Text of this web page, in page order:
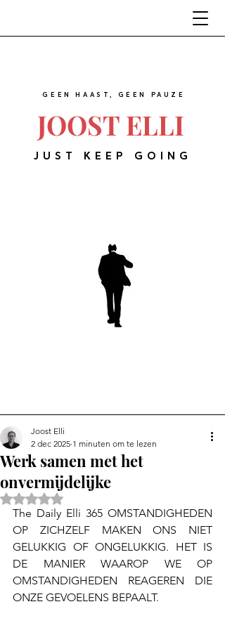
JOOST ELLI
GEEN HAAST, GEEN PAUZE
JUST KEEP GOING
Werk samen met het
onvermijdelijke
Joost Elli
2 dec 2025 1 minuten om te lezen
Beoordeeld met NaN uit 5 sterren.
The Daily Elli 365 OMSTANDIGHEDEN
OP ZICHZELF MAKEN ONS NIET
GELUKKIG OF ONGELUKKIG. HET IS
DE MANIER WAAROP WE OP
OMSTANDIGHEDEN REAGEREN DIE
ONZE GEVOELENS BEPAALT.